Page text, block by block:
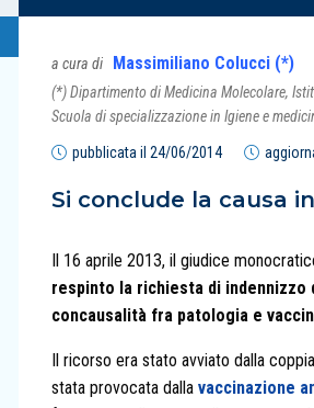
a cura di Massimiliano Colucci (*)
(*) Dipartimento di Medicina Molecolare,
Scuola di specializzazione in Igiene e
pubblicata il 24/06/2014
Si conclude la causa
Il 16 aprile 2013, il giudice
respinto la richiesta di
concausalità fra patologia e
Il ricorso era stato avviato dalla
stata provocata dalla vaccinazione